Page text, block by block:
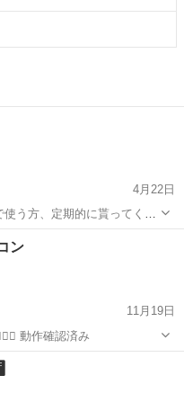
4月22日
う方、定期的に貰ってくれ
ン
11月19日
動作確認済み